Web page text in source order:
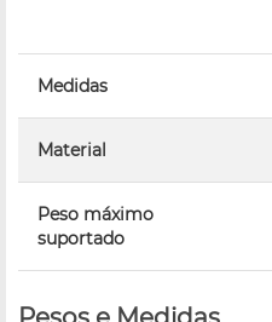
Medidas
Material
Peso máximo
suportado